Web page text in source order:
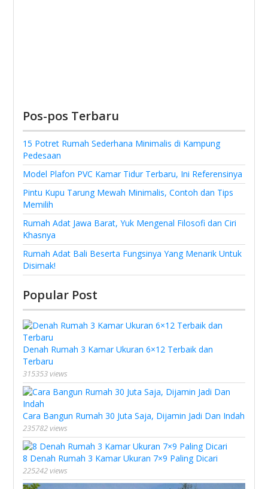
Pos-pos Terbaru
15 Potret Rumah Sederhana Minimalis di Kampung
Pedesaan
Model Plafon PVC Kamar Tidur Terbaru, Ini Referensinya
Pintu Kupu Tarung Mewah Minimalis, Contoh dan Tips
Memilih
Rumah Adat Jawa Barat, Yuk Mengenal Filosofi dan Ciri
Khasnya
Rumah Adat Bali Beserta Fungsinya Yang Menarik Untuk
Disimak!
Popular Post
Denah Rumah 3 Kamar Ukuran 6×12 Terbaik dan
Terbaru
315353 views
Cara Bangun Rumah 30 Juta Saja, Dijamin Jadi Dan Indah
235782 views
8 Denah Rumah 3 Kamar Ukuran 7×9 Paling Dicari
225242 views